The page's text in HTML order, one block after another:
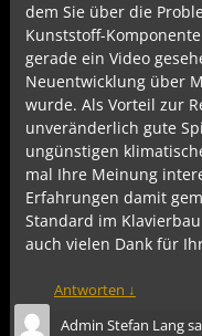
dem Sie über die
Kunststoff-
gerade ein Video
Neuentwicklung über
wurde. Als Vorteil zur
unveränderlich gute
ungünstigen
mal Ihre Meinung
Erfahrungen damit
Standard im
auch vielen Dank für
Antworten ↓
Admin Stefan Lang